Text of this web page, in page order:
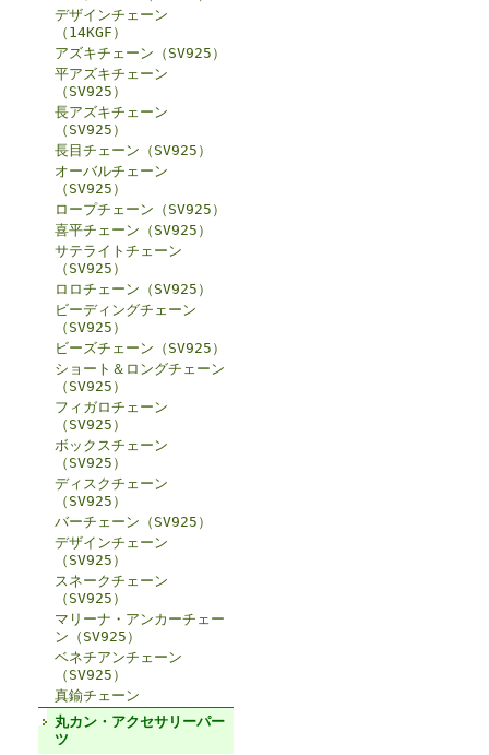
デザインチェーン
（14KGF）
アズキチェーン（SV925）
平アズキチェーン
（SV925）
長アズキチェーン
（SV925）
長目チェーン（SV925）
オーバルチェーン
（SV925）
ロープチェーン（SV925）
喜平チェーン（SV925）
サテライトチェーン
（SV925）
ロロチェーン（SV925）
ビーディングチェーン
（SV925）
ビーズチェーン（SV925）
ショート＆ロングチェーン
（SV925）
フィガロチェーン
（SV925）
ボックスチェーン
（SV925）
ディスクチェーン
（SV925）
バーチェーン（SV925）
デザインチェーン
（SV925）
スネークチェーン
（SV925）
マリーナ・アンカーチェー
ン（SV925）
ベネチアンチェーン
（SV925）
真鍮チェーン
丸カン・アクセサリーパー
ツ